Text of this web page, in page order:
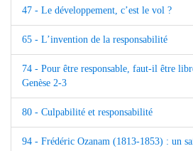
47 - Le développement, c’est le vol ?
65 - L’invention de la responsabilité
74 - Pour être responsable, faut-il être
Genèse 2-3
80 - Culpabilité et responsabilité
94 - Frédéric Ozanam (1813-1853) : un